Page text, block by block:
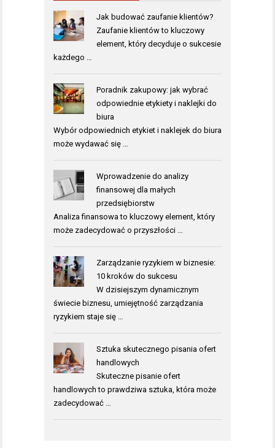
Jak budować zaufanie klientów?
Zaufanie klientów to kluczowy
element, który decyduje o sukcesie
każdego …
Poradnik zakupowy: jak wybrać
odpowiednie etykiety i naklejki do
biura
Wybór odpowiednich etykiet i naklejek do biura
może wydawać się …
Wprowadzenie do analizy
finansowej dla małych
przedsiębiorstw
Analiza finansowa to kluczowy element, który
może zadecydować o przyszłości …
Zarządzanie ryzykiem w biznesie:
10 kroków do sukcesu
W dzisiejszym dynamicznym
świecie biznesu, umiejętność zarządzania
ryzykiem staje się …
Sztuka skutecznego pisania ofert
handlowych
Skuteczne pisanie ofert
handlowych to prawdziwa sztuka, która może
zadecydować …